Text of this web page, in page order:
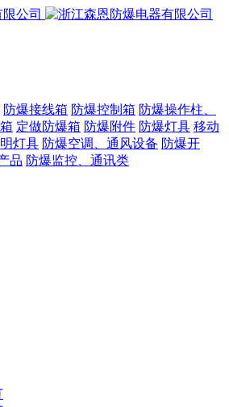
防爆接线箱 防爆控制箱 防爆操作柱、
定做防爆箱 防爆附件 防爆灯具 移动
灯具 防爆空调、通风设备 防爆开
品 防爆监控、通讯类